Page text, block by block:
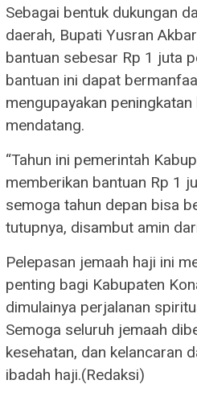
Sebagai bentuk dukungan
daerah, Bupati Yusran
bantuan sebesar Rp 1 juta
bantuan ini dapat
mengupayakan
mendatang.
“Tahun ini pemerintah
memberikan bantuan Rp 1
semoga tahun depan bisa
tutupnya, disambut amin
Pelepasan jemaah haji ini
penting bagi Kabupaten
dimulainya perjalanan
Semoga seluruh jemaah
kesehatan, dan kelancaran
ibadah haji.(Redaksi)